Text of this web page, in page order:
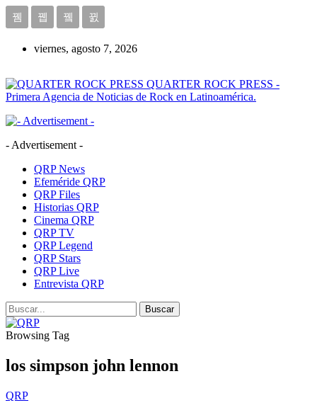
viernes, agosto 7, 2026
QUARTER ROCK PRESS -
Primera Agencia de Noticias de Rock en Latinoamérica.
- Advertisement -
QRP News
Efeméride QRP
QRP Files
Historias QRP
Cinema QRP
QRP TV
QRP Legend
QRP Stars
QRP Live
Entrevista QRP
Browsing Tag
los simpson john lennon
QRP